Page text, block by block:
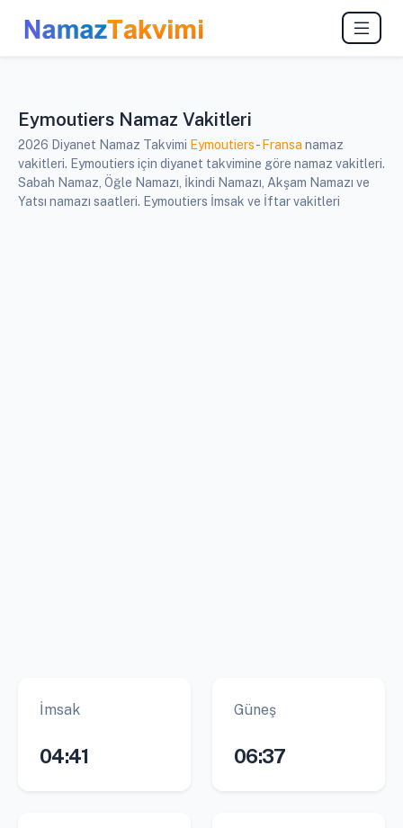
Eymoutiers Namaz Vakitleri
2026 Diyanet Namaz Takvimi Eymoutiers- Fransa namaz
vakitleri. Eymoutiers için diyanet takvimine göre namaz vakitleri.
Sabah Namaz, Öğle Namazı, İkindi Namazı, Akşam Namazı ve
Yatsı namazı saatleri. Eymoutiers İmsak ve İftar vakitleri
İmsak
04:41
Güneş
06:37